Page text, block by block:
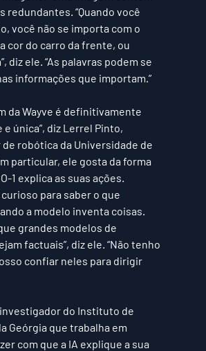
redundantes. “Quando você
você não se importa com o
cor do carro da frente, ou
diz ele. “As palavras podem se
informações que importam.”
da Wayve é definitivamente
única”, diz Lerrel Pinto,
robótica da Universidade de
particular, ele gosta da forma
1 explica as suas ações.
para saber o que
a modelo inventa coisas.
grandes modelos de
factuais”, diz ele. “Não tenho
confiar neles para dirigir
do Instituto de
Geórgia que trabalha em
com que a IA explique a sua